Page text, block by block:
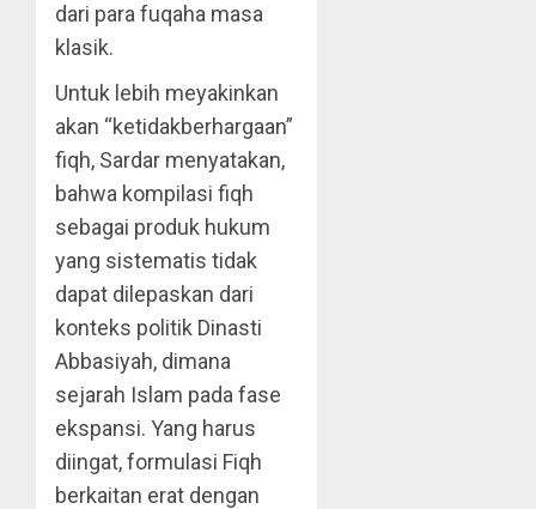
dari para fuqaha masa
klasik.
Untuk lebih meyakinkan
akan “ketidakberhargaan”
fiqh, Sardar menyatakan,
bahwa kompilasi fiqh
sebagai produk hukum
yang sistematis tidak
dapat dilepaskan dari
konteks politik Dinasti
Abbasiyah, dimana
sejarah Islam pada fase
ekspansi. Yang harus
diingat, formulasi Fiqh
berkaitan erat dengan